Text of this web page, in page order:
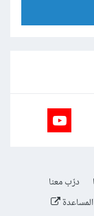
درّب معنا